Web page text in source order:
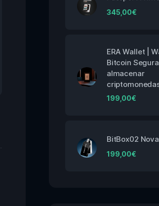
345,00€
ERA Wallet |
Bitcoin
almacenar
199,00€
BitBox02 Nova
199,00€